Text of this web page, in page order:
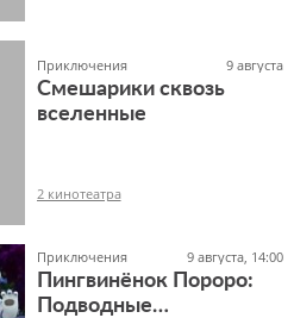
Приключения 9 августа
Смешарики сквозь
вселенные
2 кинотеатра
Приключения 9 августа, 14:00
Пингвинёнок Пороро:
Подводные